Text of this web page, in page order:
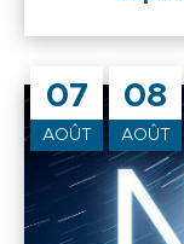
07
AOÛT
08
AOÛT